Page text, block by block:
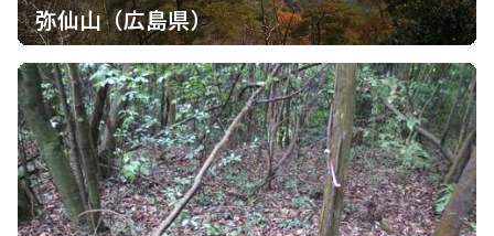
弥仙山（広島県）